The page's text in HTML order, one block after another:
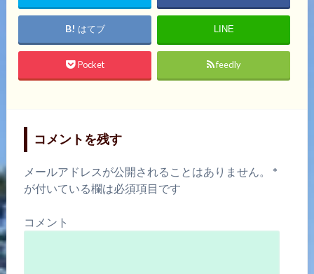
はてブ LINE
Pocket feedly
コメントを残す
メールアドレスが公開されることはありません。
*
が付いている欄は必須項目です
コメント